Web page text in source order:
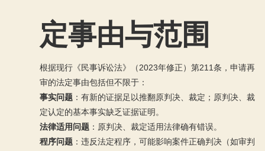
定事由与范围
根据现行《民事诉讼法》（2023年修正）第211条，申请再
审的法定事由包括但不限于：
事实问题 ：有新的证据足以推翻原判决、裁定；原判决、裁
定认定的基本事实缺乏证据证明。
法律适用问题 ：原判决、裁定适用法律确有错误。
程序问题 ：违反法定程序，可能影响案件正确判决（如审判